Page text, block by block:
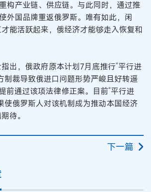
构产业链、供应链。与此同时，通过推
外国品牌重返俄罗斯。唯有如此，闲
能活跃起来，俄经济才能够走入恢复和
出，俄政府原本计划7月底推行“平行进
制裁导致俄进口问题形势严峻且好转遥
前通过该项法律修正案。目前“平行进
使俄罗斯人对该机制成为推动本国经济
待。
下一篇